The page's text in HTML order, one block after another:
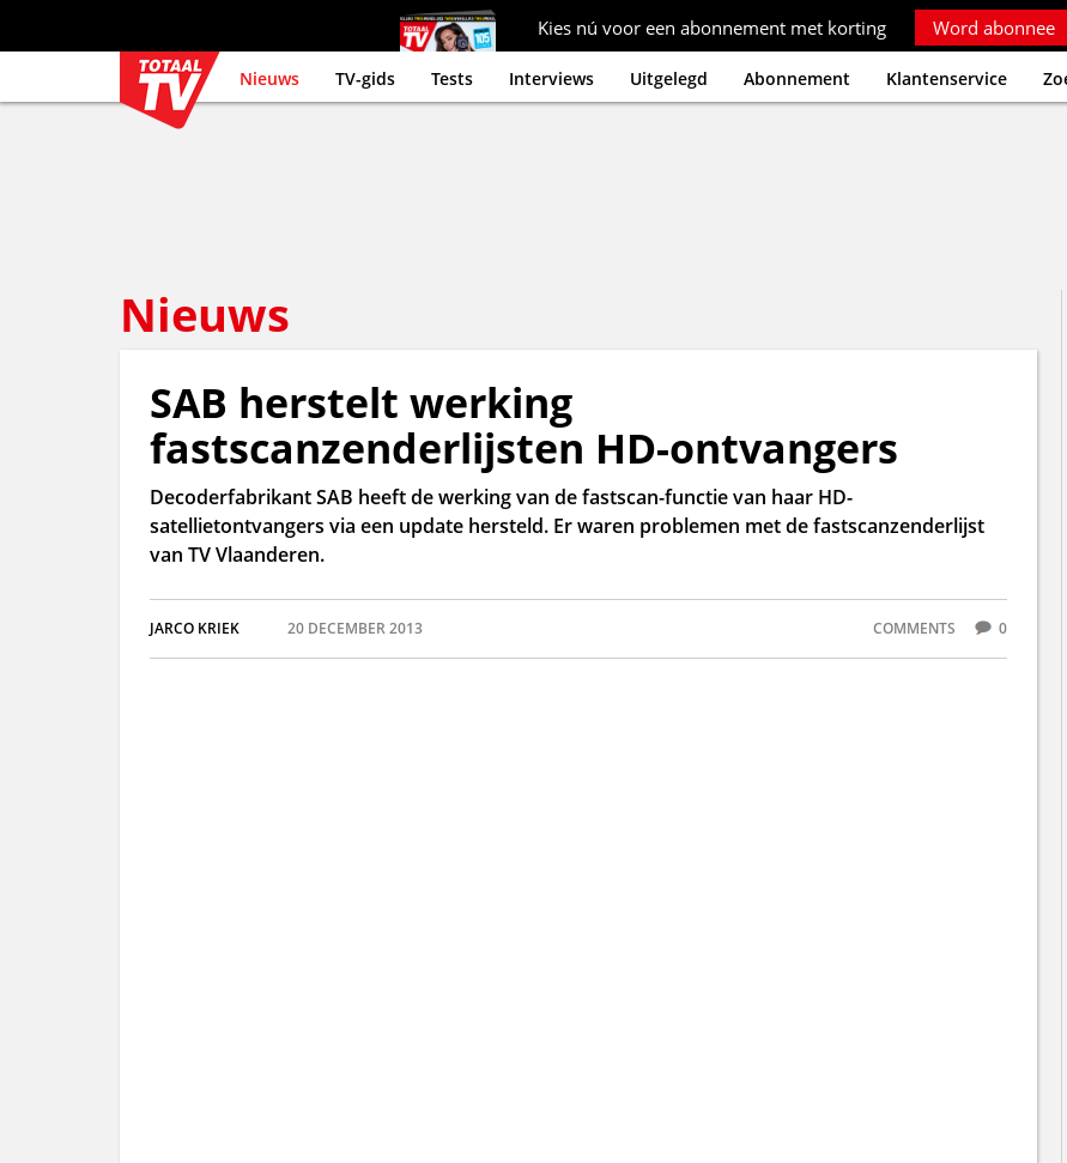
Kies nú voor een abonnement met korting Word abonnee
Nieuws TV-gids Tests Interviews Uitgelegd Abonnement Klantenservice
Nieuws
SAB herstelt werking
fastscanzenderlijsten HD-ontvangers
Decoderfabrikant SAB heeft de werking van de fastscan-functie van haar HD-
satellietontvangers via een update hersteld. Er waren problemen met de fastscanzenderlijst
van TV Vlaanderen.
JARCO KRIEK 20 DECEMBER 2013 COMMENTS 0